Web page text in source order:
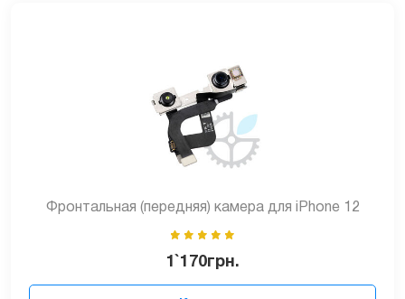
Фронтальная (передняя) камера для iPhone 12
1`170грн.